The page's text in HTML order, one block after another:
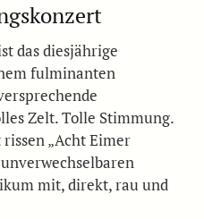
das diesjährige
fulminanten
Zelt. Tolle Stimmung.
„Acht Eimer
mit, direkt, rau und